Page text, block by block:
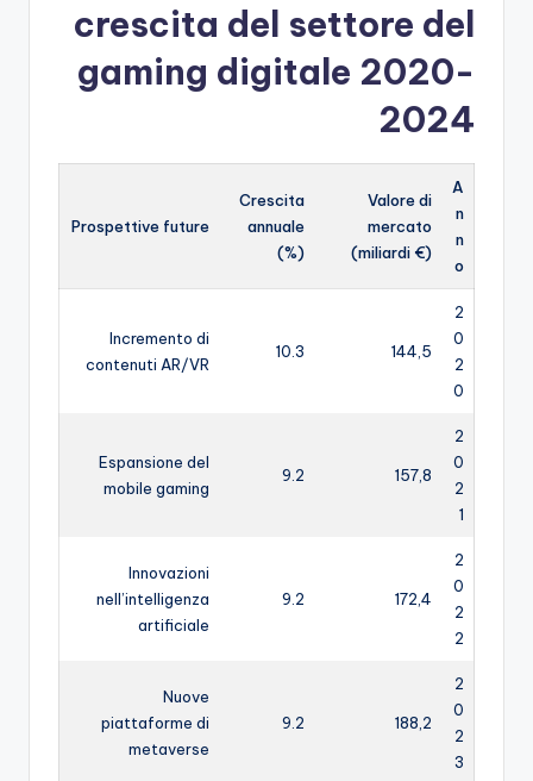
crescita del settore del
gaming digitale 2020-
2024
A
n
n
o
Valore di
mercato
(miliardi €)
Crescita
annuale
(%)
Prospettive future
2
0
2
0
144,5
10.3
Incremento di
contenuti AR/VR
2
0
2
1
157,8
9.2
Espansione del
mobile gaming
2
0
2
2
172,4
9.2
Innovazioni
nell’intelligenza
artificiale
2
0
2
3
188,2
9.2
Nuove
piattaforme di
metaverse